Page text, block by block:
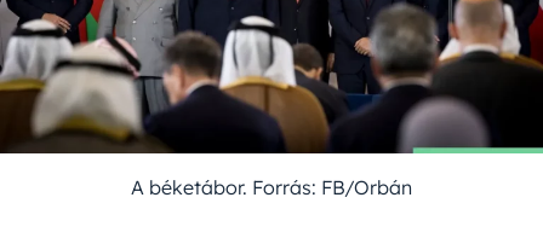
A béketábor. Forrás: FB/Orbán